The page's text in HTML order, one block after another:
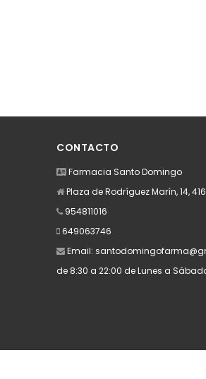
CONTACTO
Farmacia Santo Domingo
Plaza de Rodríguez Marín, 14,
954811016
649063746
Email:
de 8:30 a 22:00 de Lunes a